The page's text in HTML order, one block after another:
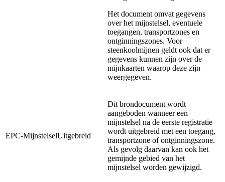
Het document omvat gegevens
over het mijnstelsel, eventuele
toegangen, transportzones en
ontginningszones. Voor
steenkoolmijnen geldt ook dat er
gegevens kunnen zijn over de
mijnkaarten waarop deze zijn
weergegeven.
EPC-MijnstelselUitgebreid
Dit brondocument wordt
aangeboden wanneer een
mijnstelsel na de eerste registratie
wordt uitgebreid met een toegang,
transportzone of ontginningszone.
Als gevolg daarvan kan ook het
gemijnde gebied van het
mijnstelsel worden gewijzigd.